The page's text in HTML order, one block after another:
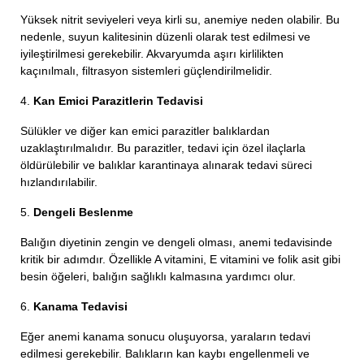
Yüksek nitrit seviyeleri veya kirli su, anemiye neden olabilir. Bu
nedenle, suyun kalitesinin düzenli olarak test edilmesi ve
iyileştirilmesi gerekebilir. Akvaryumda aşırı kirlilikten
kaçınılmalı, filtrasyon sistemleri güçlendirilmelidir.
4. Kan Emici Parazitlerin Tedavisi
Sülükler ve diğer kan emici parazitler balıklardan
uzaklaştırılmalıdır. Bu parazitler, tedavi için özel ilaçlarla
öldürülebilir ve balıklar karantinaya alınarak tedavi süreci
hızlandırılabilir.
5. Dengeli Beslenme
Balığın diyetinin zengin ve dengeli olması, anemi tedavisinde
kritik bir adımdır. Özellikle A vitamini, E vitamini ve folik asit gibi
besin öğeleri, balığın sağlıklı kalmasına yardımcı olur.
6. Kanama Tedavisi
Eğer anemi kanama sonucu oluşuyorsa, yaraların tedavi
edilmesi gerekebilir. Balıkların kan kaybı engellenmeli ve